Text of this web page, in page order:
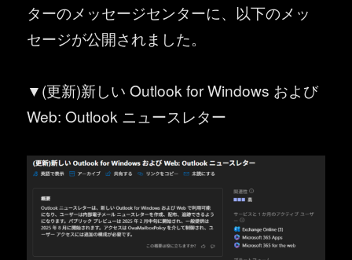
ターのメッセージセンターに、以下のメッ
セージが公開されました。
▼(更新)新しい Outlook for Windows および
Web: Outlook ニュースレター